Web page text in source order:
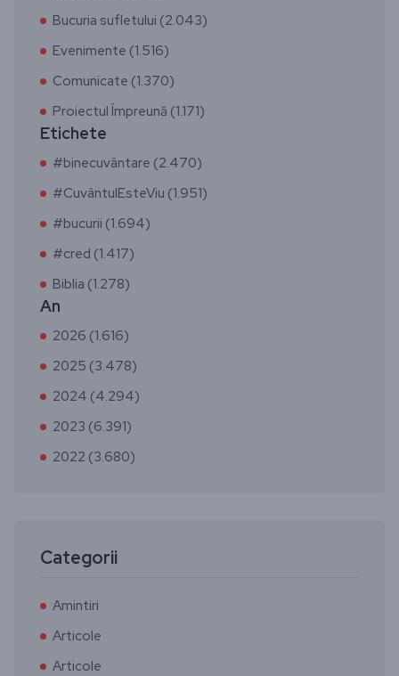
Bucuria sufletului (2.043)
Evenimente (1.516)
Comunicate (1.370)
Proiectul Împreună (1.171)
Etichete
#binecuvântare (2.470)
#CuvântulEsteViu (1.951)
#bucurii (1.694)
#cred (1.417)
Biblia (1.278)
An
2026 (1.616)
2025 (3.478)
2024 (4.294)
2023 (6.391)
2022 (3.680)
Categorii
Amintiri
Articole
Articole